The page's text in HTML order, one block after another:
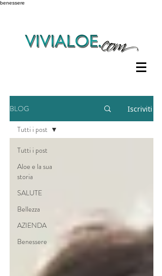
benessere
BLOG Iscriviti
Tutti i post
Aloe e la sua
storia
SALUTE
Bellezza
AZIENDA
Benessere
Tutti i post